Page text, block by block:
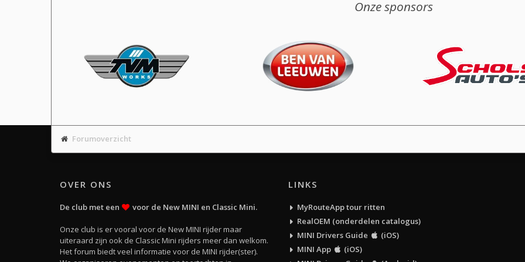
Onze sponsors
Forumoverzicht
OVER ONS
De club met een voor de New MINI en Classic Mini.
Onze club is er vooral voor de New MINI rijder maar
uiteraard zijn ook de Classic Mini rijders meer dan welkom.
Het forum biedt veel informatie voor de MINI rijder(ster).
LINKS
MyRouteApp tour ritten
RealOEM (onderdelen catalogus)
MINI Drivers Guide
(iOS)
MINI App
(iOS)